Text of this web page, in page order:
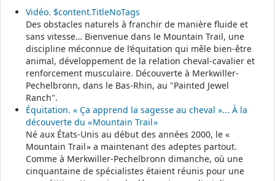
Vous trouverez les listes des assistants maternels
et MAM par commune sur le site :https://www.bas-rhin.fr/carte-
assistants-maternels-bas-rhin/.
Il est mis à jour tous les vendredis.
Le sitehttps://monenfant.fr/de la CAF présente les disponibilités
des assistants maternels.
- - - - - - - - - - - - - - - - - -
Permanence mairie
Le secrétariat est fermé le samedi matin.
Vidéo. $content.TitleNoTags
Des obstacles naturels à franchir de manière fluide et
sans vitesse… Bienvenue dans le Mountain Trail, une
discipline méconnue de l’équitation qui mêle bien-être
animal, développement de la relation cheval-cavalier et
renforcement musculaire. Découverte à Merkwiller-
Pechelbronn, dans le Bas-Rhin, au "Painted Jewel
Ranch".
Équitation. « Ça apprend la sagesse au cheval »... À la
découverte du « Mountain Trail »
Né aux États-Unis au début des années 2000, le «
Mountain Trail » a maintenant des adeptes partout.
Comme à Merkwiller-Pechelbronn dimanche, où une
cinquantaine de spécialistes étaient réunis pour une